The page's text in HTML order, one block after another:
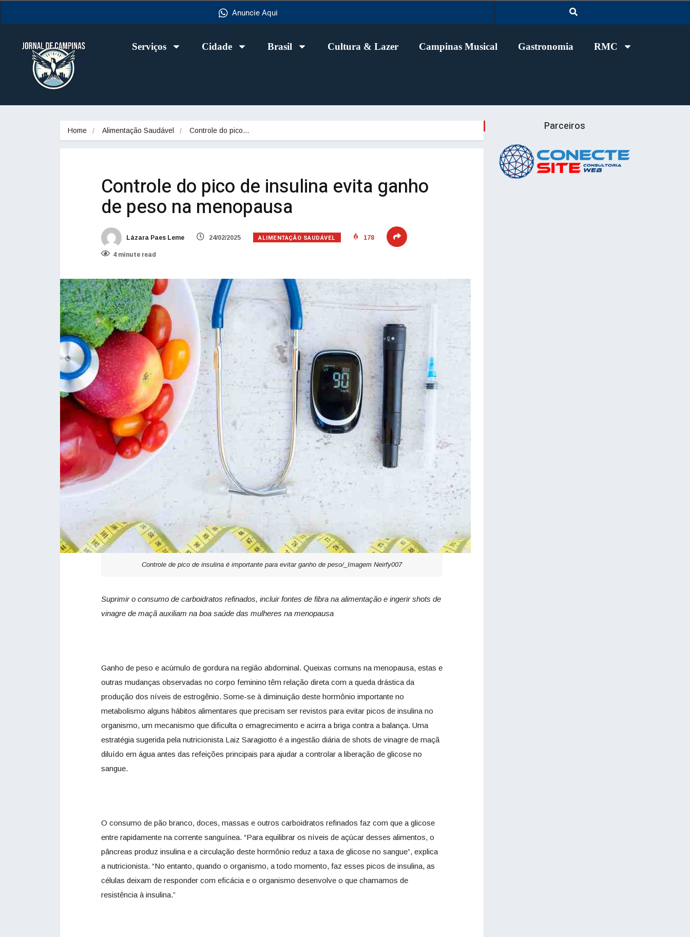
Anuncie Aqui
Serviços Cidade Brasil Cultura & Lazer Campinas Musical Gastronomia RMC
Home Alimentação Saudável Controle do pico…
Controle do pico de insulina evita ganho
de peso na menopausa
Lázara Paes Leme 24/02/2025 ALIMENTAÇÃO SAUDÁVEL 178
4 minute read
Controle de pico de insulina é importante para evitar ganho de peso/_Imagem Neirfy007
Suprimir o consumo de carboidratos refinados, incluir fontes de fibra na alimentação e ingerir shots de
vinagre de maçã auxiliam na boa saúde das mulheres na menopausa
Ganho de peso e acúmulo de gordura na região abdominal. Queixas comuns na menopausa, estas e
outras mudanças observadas no corpo feminino têm relação direta com a queda drástica da
produção dos níveis de estrogênio. Some-se à diminuição deste hormônio importante no
metabolismo alguns hábitos alimentares que precisam ser revistos para evitar picos de insulina no
organismo, um mecanismo que dificulta o emagrecimento e acirra a briga contra a balança. Uma
estratégia sugerida pela nutricionista Laiz Saragiotto é a ingestão diária de shots de vinagre de maçã
diluído em água antes das refeições principais para ajudar a controlar a liberação de glicose no
sangue.
O consumo de pão branco, doces, massas e outros carboidratos refinados faz com que a glicose
entre rapidamente na corrente sanguínea. “Para equilibrar os níveis de açúcar desses alimentos, o
pâncreas produz insulina e a circulação deste hormônio reduz a taxa de glicose no sangue”, explica
a nutricionista. “No entanto, quando o organismo, a todo momento, faz esses picos de insulina, as
células deixam de responder com eficácia e o organismo desenvolve o que chamamos de
resistência à insulina.”
Parceiros